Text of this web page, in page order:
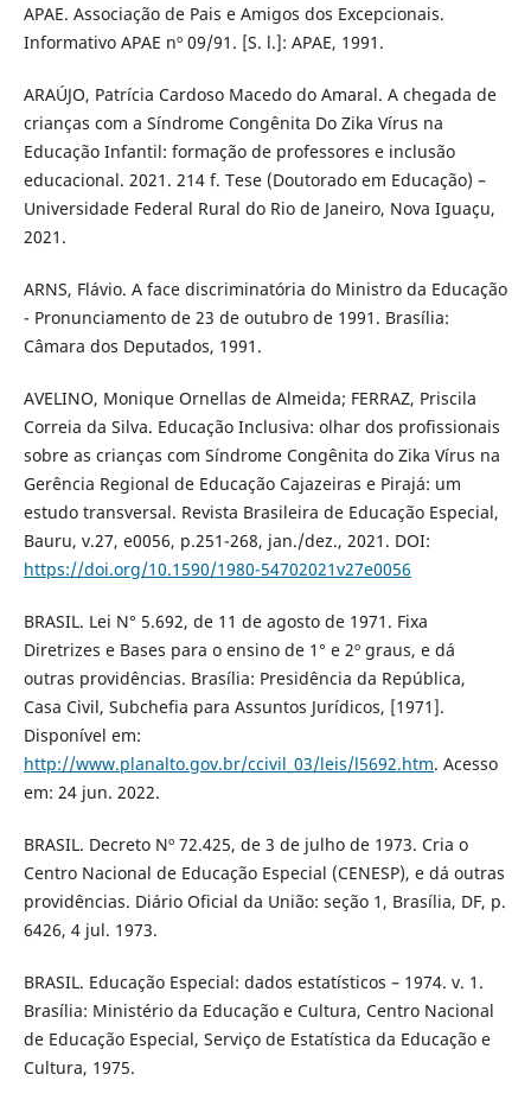
APAE. Associação de Pais e Amigos dos Excepcionais.
Informativo APAE nº 09/91. [S. l.]: APAE, 1991.
ARAÚJO, Patrícia Cardoso Macedo do Amaral. A chegada de
crianças com a Síndrome Congênita Do Zika Vírus na
Educação Infantil: formação de professores e inclusão
educacional. 2021. 214 f. Tese (Doutorado em Educação) –
Universidade Federal Rural do Rio de Janeiro, Nova Iguaçu,
2021.
ARNS, Flávio. A face discriminatória do Ministro da Educação
- Pronunciamento de 23 de outubro de 1991. Brasília:
Câmara dos Deputados, 1991.
AVELINO, Monique Ornellas de Almeida; FERRAZ, Priscila
Correia da Silva. Educação Inclusiva: olhar dos profissionais
sobre as crianças com Síndrome Congênita do Zika Vírus na
Gerência Regional de Educação Cajazeiras e Pirajá: um
estudo transversal. Revista Brasileira de Educação Especial,
Bauru, v.27, e0056, p.251-268, jan./dez., 2021. DOI:
https://doi.org/10.1590/1980-54702021v27e0056
BRASIL. Lei N° 5.692, de 11 de agosto de 1971. Fixa
Diretrizes e Bases para o ensino de 1° e 2º graus, e dá
outras providências. Brasília: Presidência da República,
Casa Civil, Subchefia para Assuntos Jurídicos, [1971].
Disponível em:
http://www.planalto.gov.br/ccivil_03/leis/l5692.htm. Acesso
em: 24 jun. 2022.
BRASIL. Decreto Nº 72.425, de 3 de julho de 1973. Cria o
Centro Nacional de Educação Especial (CENESP), e dá outras
providências. Diário Oficial da União: seção 1, Brasília, DF, p.
6426, 4 jul. 1973.
BRASIL. Educação Especial: dados estatísticos – 1974. v. 1.
Brasília: Ministério da Educação e Cultura, Centro Nacional
de Educação Especial, Serviço de Estatística da Educação e
Cultura, 1975.